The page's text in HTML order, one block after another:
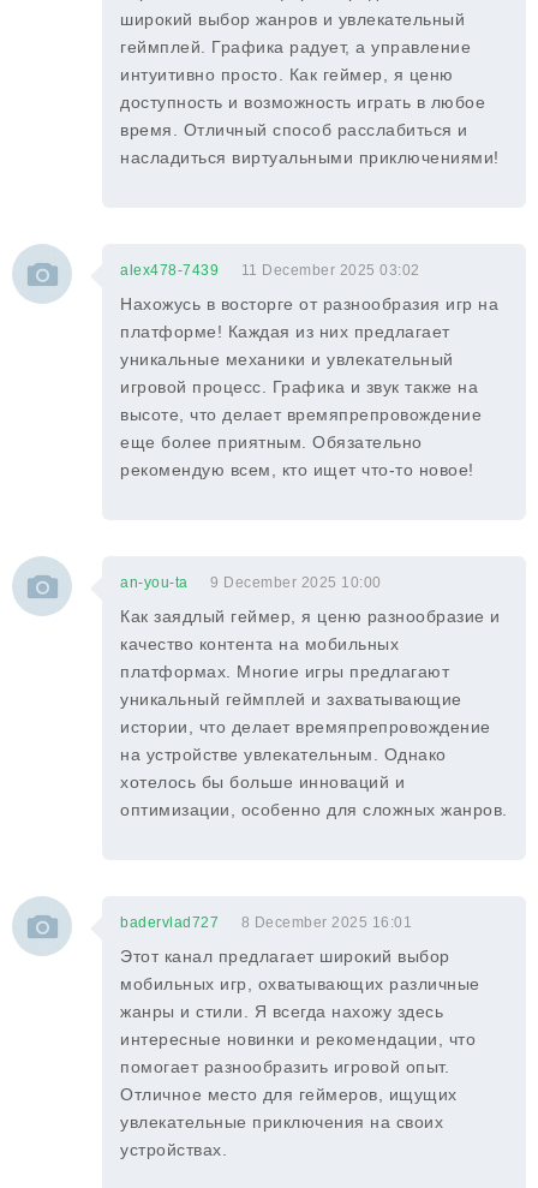
широкий выбор жанров и увлекательный
геймплей. Графика радует, а управление
интуитивно просто. Как геймер, я ценю
доступность и возможность играть в любое
время. Отличный способ расслабиться и
насладиться виртуальными приключениями!
alex478-7439 11 December 2025 03:02
Нахожусь в восторге от разнообразия игр на
платформе! Каждая из них предлагает
уникальные механики и увлекательный
игровой процесс. Графика и звук также на
высоте, что делает времяпрепровождение
еще более приятным. Обязательно
рекомендую всем, кто ищет что-то новое!
an-you-ta 9 December 2025 10:00
Как заядлый геймер, я ценю разнообразие и
качество контента на мобильных
платформах. Многие игры предлагают
уникальный геймплей и захватывающие
истории, что делает времяпрепровождение
на устройстве увлекательным. Однако
хотелось бы больше инноваций и
оптимизации, особенно для сложных жанров.
badervlad727 8 December 2025 16:01
Этот канал предлагает широкий выбор
мобильных игр, охватывающих различные
жанры и стили. Я всегда нахожу здесь
интересные новинки и рекомендации, что
помогает разнообразить игровой опыт.
Отличное место для геймеров, ищущих
увлекательные приключения на своих
устройствах.